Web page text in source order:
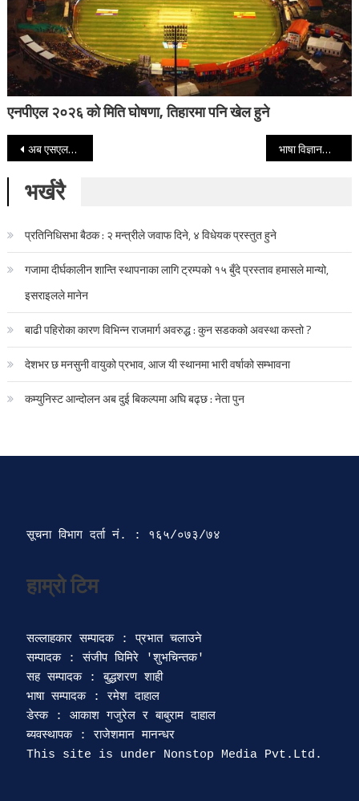
एनपीएल २०२६ को मिति घोषणा, तिहारमा पनि खेल हुने
Post navigation
अब एसएलसी र आइएवाला शिक्षकले पढाउन नपाउने, तोकियो शिक्षकको न्यूनतम शैक्षिक योग्यता स्नातक भाषा विज्ञानको अन्तर्राष्ट्रिय सम्मेलन सुरु
भर्खरै
प्रतिनिधिसभा बैठक : २ मन्त्रीले जवाफ दिने, ४ विधेयक प्रस्तुत हुने
गजामा दीर्घकालीन शान्ति स्थापनाका लागि ट्रम्पको १५ बुँदे प्रस्ताव हमासले मान्यो,
इसराइलले मानेन
बाढी पहिरोका कारण विभिन्न राजमार्ग अवरुद्ध : कुन सडकको अवस्था कस्तो ?
देशभर छ मनसुनी वायुको प्रभाव, आज यी स्थानमा भारी वर्षाको सम्भावना
कम्युनिस्ट आन्दोलन अब दुई बिकल्पमा अघि बढ्छ : नेता पुन
सूचना विभाग दर्ता‍ नं. : १६५/०७३/७४
हाम्रो टिम
सल्लाहकार सम्पादक : प्रभात चलाउने
सम्पादक : संजीप घिमिरे 'शुभचिन्तक'
सह सम्पादक : बुद्धशरण शाही
भाषा सम्पादक : रमेश दाहाल
डेस्क : आकाश गजुरेल र बाबुराम दाहाल
ब्यवस्थापक : राजेशमान मानन्धर